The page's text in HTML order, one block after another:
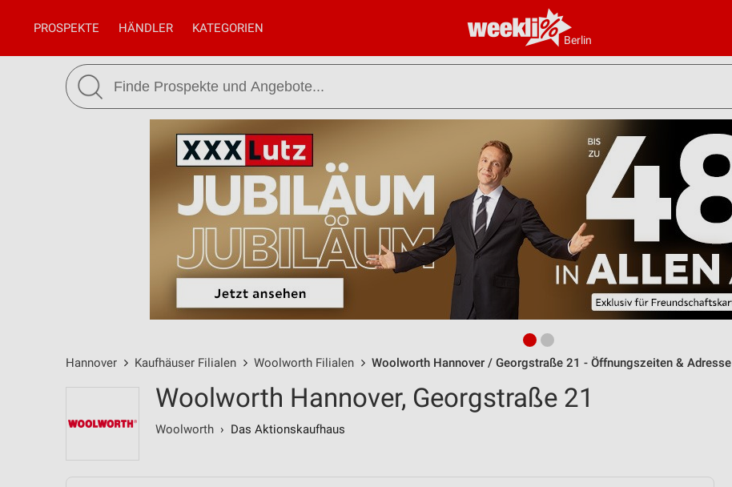
Berlin
PROSPEKTE HÄNDLER KATEGORIEN
Hannover Kaufhäuser Filialen Woolworth Filialen Woolworth Hannover / Georgstraße 21 - Öffnungszeiten & Adresse
Woolworth Hannover, Georgstraße 21
Woolworth › Das Aktionskaufhaus